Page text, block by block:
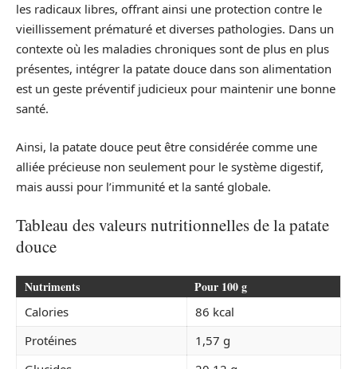
les radicaux libres, offrant ainsi une protection contre le
vieillissement prématuré et diverses pathologies. Dans un
contexte où les maladies chroniques sont de plus en plus
présentes, intégrer la patate douce dans son alimentation
est un geste préventif judicieux pour maintenir une bonne
santé.
Ainsi, la patate douce peut être considérée comme une
alliée précieuse non seulement pour le système digestif,
mais aussi pour l’immunité et la santé globale.
Tableau des valeurs nutritionnelles de la patate
douce
Nutriments Pour 100 g
Calories
86 kcal
Protéines
1,57 g